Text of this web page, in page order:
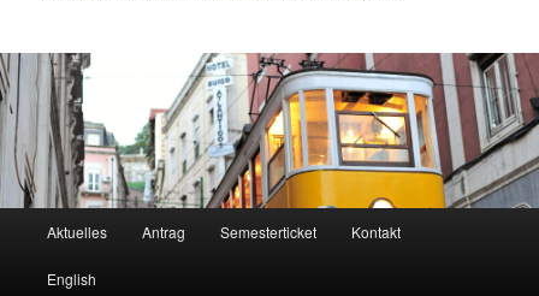
Aktuelles Antrag Semesterticket Kontakt
English